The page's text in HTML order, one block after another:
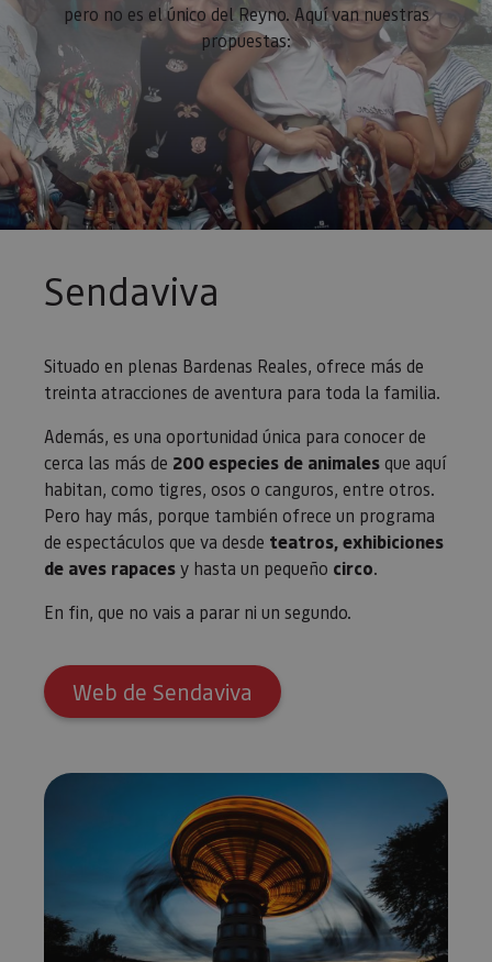
pero no es el único del Reyno. Aquí van nuestras
propuestas:
Sendaviva
Situado en plenas Bardenas Reales, ofrece más de
treinta atracciones de aventura para toda la familia.
Además, es una oportunidad única para conocer de
cerca las más de 200 especies de animalesque aquí
habitan, como tigres, osos o canguros, entre otros.
Pero hay más, porque también ofrece un programa
de espectáculos que va desde teatros, exhibiciones
de aves rapacesy hasta un pequeño circo.
En fin, que no vais a parar ni un segundo.
Web de Sendaviva